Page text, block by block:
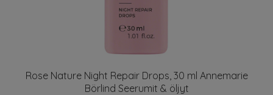
Rose Nature Night Repair Drops, 30 ml Annemarie
Börlind Seerumit & öljyt